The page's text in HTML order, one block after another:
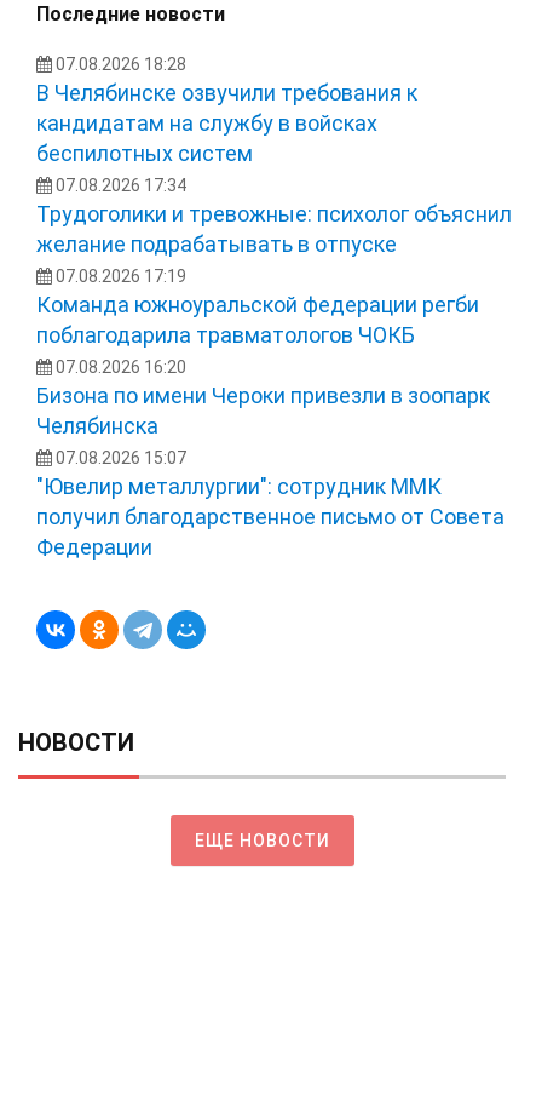
Последние новости
07.08.2026 18:28
В Челябинске озвучили требования к
кандидатам на службу в войсках
беспилотных систем
07.08.2026 17:34
Трудоголики и тревожные: психолог объяснил
желание подрабатывать в отпуске
07.08.2026 17:19
Команда южноуральской федерации регби
поблагодарила травматологов ЧОКБ
07.08.2026 16:20
Бизона по имени Чероки привезли в зоопарк
Челябинска
07.08.2026 15:07
"Ювелир металлургии": сотрудник ММК
получил благодарственное письмо от Совета
Федерации
НОВОСТИ
ЕЩЕ НОВОСТИ